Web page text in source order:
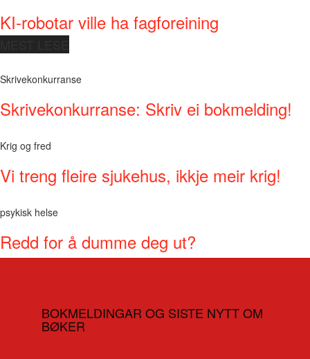
KI-robotar ville ha fagforeining
Skrivekonkurranse
Skrivekonkurranse: Skriv ei bokmelding!
Krig og fred
Vi treng fleire sjukehus, ikkje meir krig!
psykisk helse
Redd for å dumme deg ut?
BOKMELDINGAR OG SISTE NYTT OM
BØKER